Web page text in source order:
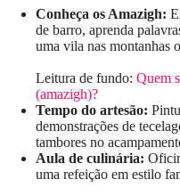
Conheça os Amazigh:
de barro, aprenda
uma vila nas montanhas
Leitura de fundo: Quem
(amazigh)?
Tempo do artesão:
demonstrações de
tambores no
Aula de culinária:
uma refeição em estilo